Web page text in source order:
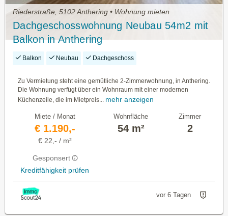
Riederstraße, 5102 Anthering • Wohnung mieten
Dachgeschosswohnung Neubau 54m2 mit
Balkon in Anthering
Balkon Neubau Dachgeschoss
Zu Vermietung steht eine gemütliche 2-Zimmerwohnung, in Anthering.
Die Wohnung verfügt über ein Wohnraum mit einer modernen
Küchenzeile, die im Mietpreis...
mehr anzeigen
Miete / Monat
€ 1.190,-
€ 22,- / m²
Gesponsert
Kreditfähigkeit prüfen
Wohnfläche
54 m²
Zimmer
2
vor 6 Tagen